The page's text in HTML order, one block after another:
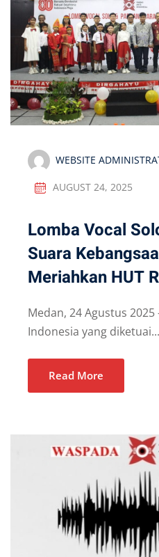
WEBSITE
AUGUST 24, 2025
Lomba Vocal
Suara
Meriahkan HUT
Medan, 24 Agustus
Indonesia yang diketuai...
Read More